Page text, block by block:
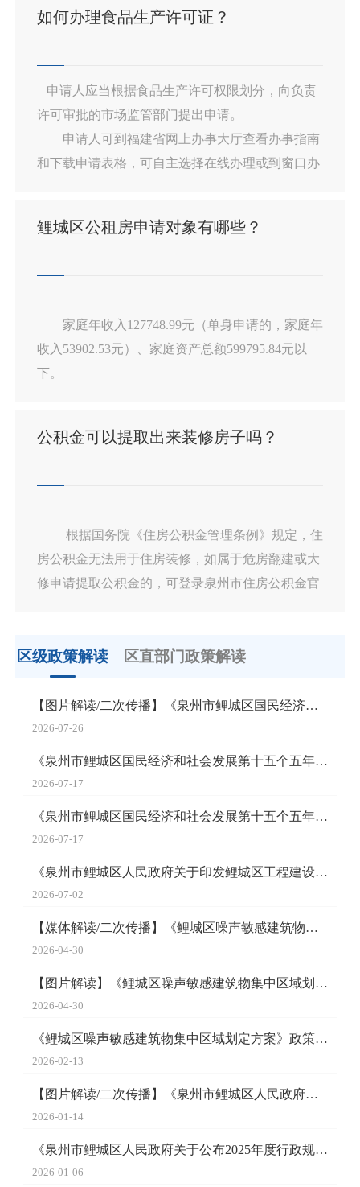
如何办理食品生产许可证？
申请人应当根据食品生产许可权限划分，向负责
许可审批的市场监管部门提出申请。
申请人可到福建省网上办事大厅查看办事指南
和下载申请表格，可自主选择在线办理或到窗口办
办事大厅—泉州市鲤城区—部门服务—泉州市鲤城
鲤城区公租房申请对象有哪些？
家庭年收入127748.99元（单身申请的，家庭年
收入53902.53元）、家庭资产总额599795.84元以
下。
无房户或无法满足基本居住条件的。
门报到证，在本地无自有私房和未租住公有住房。
3、外来务工人员
应在本地与用工单位签订劳动合同或聘用合
温馨提醒：已享受过福利分房、廉租住房实物
政策的家庭，不得承租公共租赁住房。
公积金可以提取出来装修房子吗？
根据国务院《住房公积金管理条例》规定，住
房公积金无法用于住房装修，如属于危房翻建或大
修申请提取公积金的，可登录泉州市住房公积金官
区级政策解读 区直部门政策解读
【图片解读/二次传播】《泉州市鲤城区国民经济和社会发展第...
2026-07-26
《泉州市鲤城区国民经济和社会发展第十五个五年规划纲要》问...
2026-07-17
《泉州市鲤城区国民经济和社会发展第十五个五年规划纲要》的...
2026-07-17
《泉州市鲤城区人民政府关于印发鲤城区工程建设项目范围内剩...
2026-07-02
【媒体解读/二次传播】《鲤城区噪声敏感建筑物集中区域划定...
2026-04-30
【图片解读】《鲤城区噪声敏感建筑物集中区域划定方案》政策...
2026-04-30
《鲤城区噪声敏感建筑物集中区域划定方案》政策解读
2026-02-13
【图片解读/二次传播】《泉州市鲤城区人民政府关于公布2025...
2026-01-14
《泉州市鲤城区人民政府关于公布2025年度行政规范性文件清理...
2026-01-06